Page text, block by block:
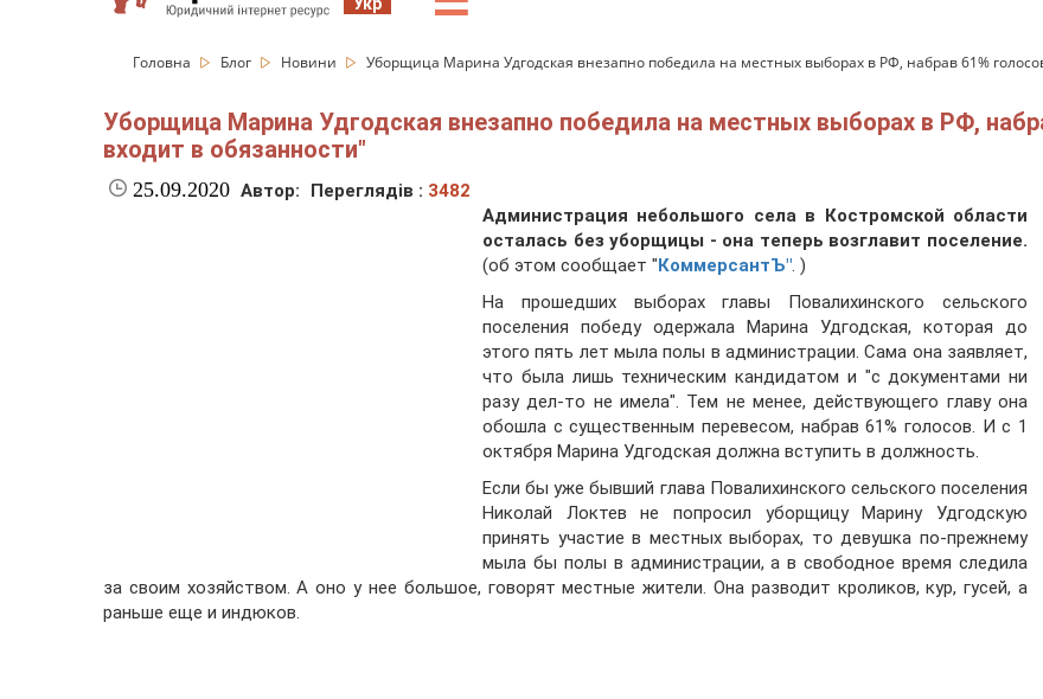
Головна Блог Новини Уборщица Марина Удгодская внезапно победила на местных выборах в РФ, набрав 61%
Уборщица Марина Удгодская внезапно победила на местных выборах в РФ,
входит в обязанности"
25.09.2020 Автор: Переглядів : 3482
Администрация небольшого села в Костромской области
осталась без уборщицы - она теперь возглавит поселение.
(об этом сообщает " КоммерсантЪ". )
На прошедших выборах главы Повалихинского сельского
поселения победу одержала Марина Удгодская, которая до
этого пять лет мыла полы в администрации. Сама она заявляет,
что была лишь техническим кандидатом и "с документами ни
разу дел-то не имела". Тем не менее, действующего главу она
обошла с существенным перевесом, набрав 61% голосов. И с 1
октября Марина Удгодская должна вступить в должность.
Если бы уже бывший глава Повалихинского сельского поселения
Николай Локтев не попросил уборщицу Марину Удгодскую
принять участие в местных выборах, то девушка по-прежнему
мыла бы полы в администрации, а в свободное время следила
за своим хозяйством. А оно у нее большое, говорят местные жители. Она разводит кроликов, кур, гусей, а
раньше еще и индюков.